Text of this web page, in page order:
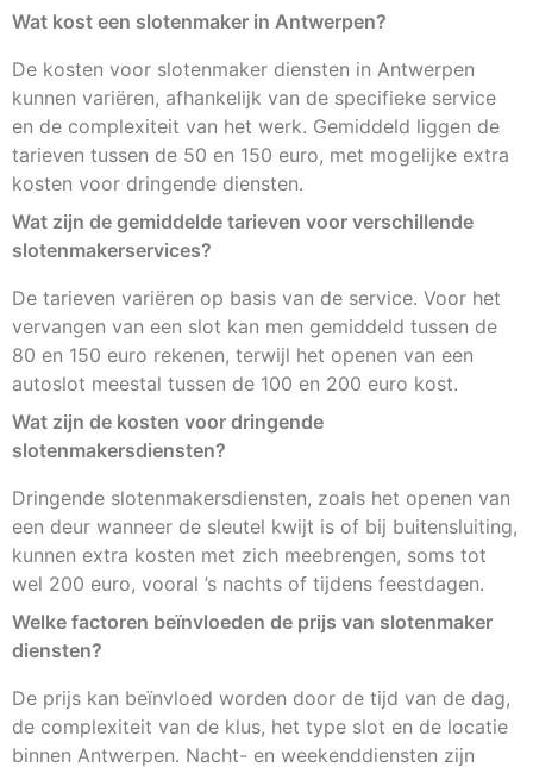
Wat kost een slotenmaker in Antwerpen?
De kosten voor slotenmaker diensten in Antwerpen
kunnen variëren, afhankelijk van de specifieke service
en de complexiteit van het werk. Gemiddeld liggen de
tarieven tussen de 50 en 150 euro, met mogelijke extra
kosten voor dringende diensten.
Wat zijn de gemiddelde tarieven voor verschillende
slotenmakerservices?
De tarieven variëren op basis van de service. Voor het
vervangen van een slot kan men gemiddeld tussen de
80 en 150 euro rekenen, terwijl het openen van een
autoslot meestal tussen de 100 en 200 euro kost.
Wat zijn de kosten voor dringende
slotenmakersdiensten?
Dringende slotenmakersdiensten, zoals het openen van
een deur wanneer de sleutel kwijt is of bij buitensluiting,
kunnen extra kosten met zich meebrengen, soms tot
wel 200 euro, vooral ’s nachts of tijdens feestdagen.
Welke factoren beïnvloeden de prijs van slotenmaker
diensten?
De prijs kan beïnvloed worden door de tijd van de dag,
de complexiteit van de klus, het type slot en de locatie
binnen Antwerpen. Nacht- en weekenddiensten zijn